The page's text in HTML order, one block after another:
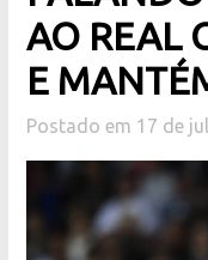
AO REAL
E
Postado em 17 de